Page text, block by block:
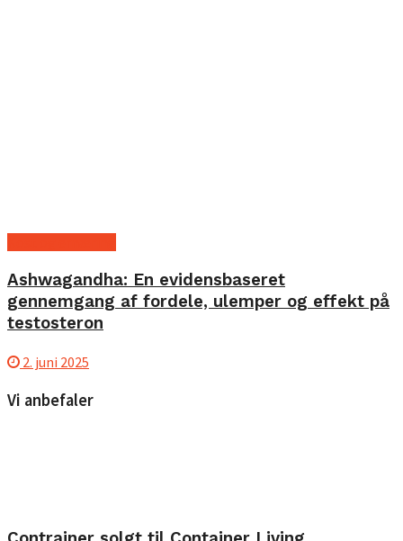
Ashwagandha: En evidensbaseret
gennemgang af fordele, ulemper og effekt på
testosteron
2. juni 2025
Vi anbefaler